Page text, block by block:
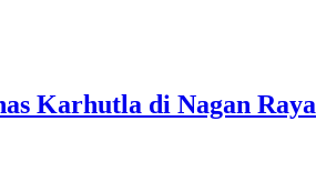
Karhutla di Nagan Raya